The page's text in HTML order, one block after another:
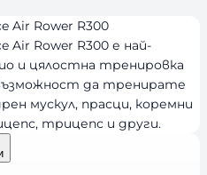
Air Rower R300
Air Rower R300 е най-
и цялостна тренировка
да тренирате
мускул, прасци, коремни
трицепс и други.